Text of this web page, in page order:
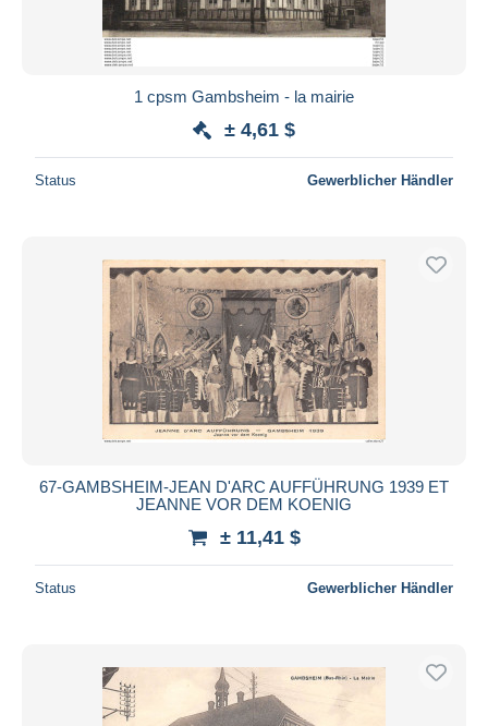
1 cpsm Gambsheim - la mairie
± 4,61 $
Status Gewerblicher Händler
67-GAMBSHEIM-JEAN D'ARC AUFFÜHRUNG 1939 ET
JEANNE VOR DEM KOENIG
± 11,41 $
Status Gewerblicher Händler